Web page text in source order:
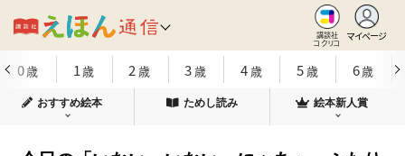
講談社
コクリコ
マイページ
0歳 1歳 2 歳 3歳 4歳 5歳 6歳
おすすめ絵本 ためし読み 絵本新人賞